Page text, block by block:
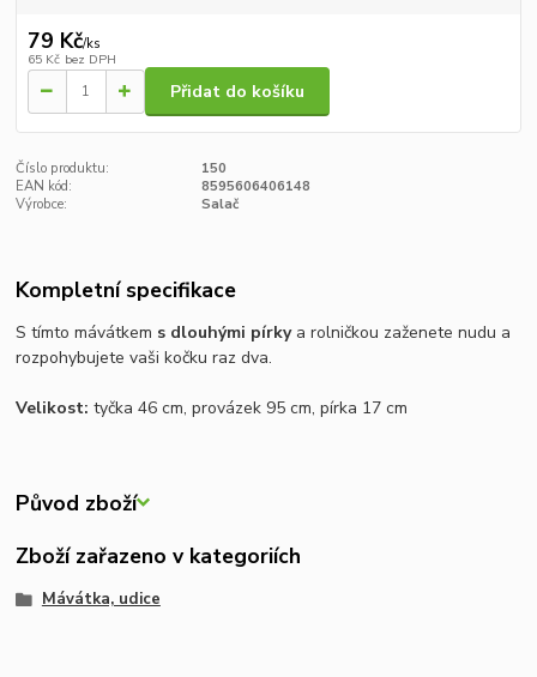
79 Kč/ks
65 Kč bez DPH
Přidat do košíku
Číslo produktu:
150
EAN kód:
8595606406148
Výrobce:
Salač
Kompletní specifikace
S tímto mávátkem s dlouhými pírkya rolničkou zaženete nudu a
rozpohybujete vaši kočku raz dva.
Velikost: tyčka 46 cm, provázek 95 cm, pírka 17 cm
Původ zboží
Zboží zařazeno v kategoriích
Mávátka, udice